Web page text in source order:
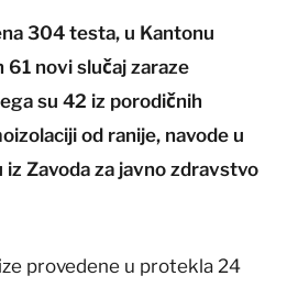
304 testa, u Kantonu
novi slučaj zaraze
su 42 iz porodičnih
od ranije, navode u
Zavoda za javno zdravstvo
provedene u protekla 24